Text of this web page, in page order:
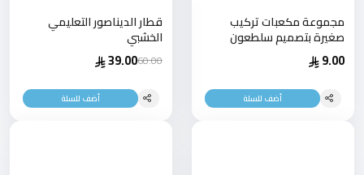
مجموعة مكعبات تركيب
صغيرة بتصميم سلطعون
9.00
أضف للسلة
قطار الديناصور التعليمي
الخشبي
60.00
39.00
أضف للسلة